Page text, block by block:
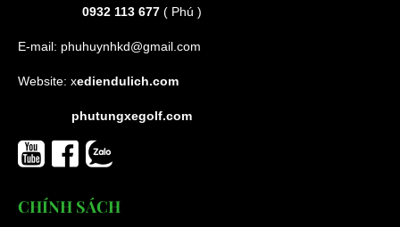
0932 113 677 ( Phú )
E-mail: phuhuynhkd@gmail.com
Website: xediendulich.com
phutungxegolf.com
CHÍNH SÁCH